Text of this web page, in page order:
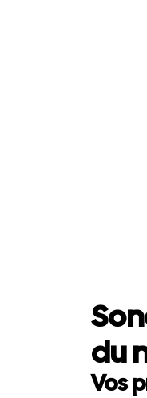
du
Vos